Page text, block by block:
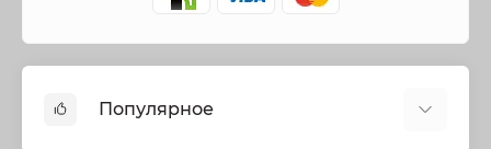
Популярное